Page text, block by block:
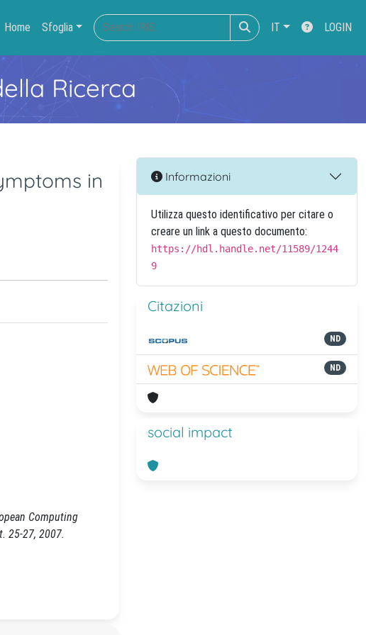
Home Sfoglia IT LOGIN
Ricerca
in
Computing
25-27, 2007.
Informazioni
Utilizza questo identificativo per citare o
creare un link a questo documento:
https://hdl.handle.net/11589/1244
9
Citazioni
ND
ND
social impact